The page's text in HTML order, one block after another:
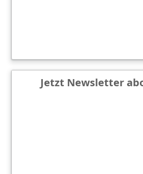
Jetzt Newsletter